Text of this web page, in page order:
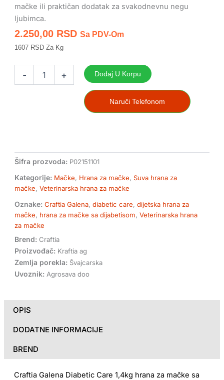
mačke ili praktičan dodatak za svakodnevnu negu
ljubimca.
2.250,00 RSD Sa PDV-Om
1607 RSD Za Kg
-
količina
+ Dodaj U Korpu
Naruči Telefonom
Šifra prozvoda: P02151101
Kategorije: Mačke, Hrana za mačke,Suva hrana za
mačke,Veterinarska hrana za mačke
Oznake: Craftia Galena,diabetic care,dijetska hrana za
mačke, hrana za mačke sa dijabetisom,Veterinarska hrana
za mačke
Brend: Craftia
Proizvođač: Kraftia ag
Zemlja porekla: Švajcarska
Uvoznik: Agrosava doo
OPIS
DODATNE INFORMACIJE
BREND
Craftia Galena Diabetic Care 1,4kg hrana za mačke sa